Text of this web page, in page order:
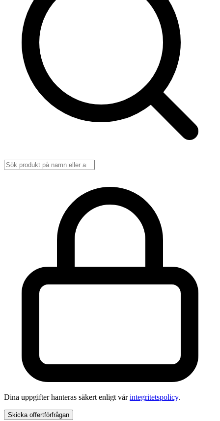
Dina uppgifter hanteras säkert enligt vårintegritetspolicy.
Skicka offertförfrågan